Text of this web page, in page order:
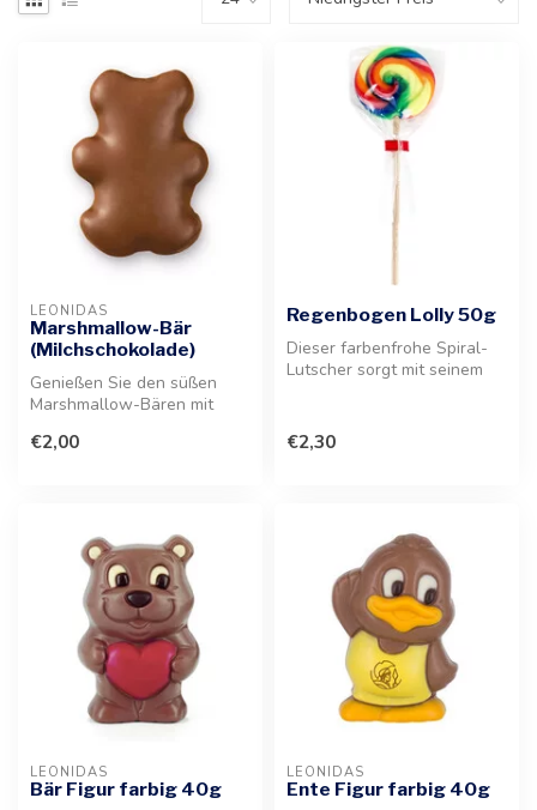
LEONIDAS
Marshmallow-Bär
(Milchschokolade)
Genießen Sie den süßen
Marshmallow-Bären mit
Madagaskar, ...
€2,00
Regenbogen Lolly 50g
Dieser farbenfrohe Spiral-
Lutscher sorgt mit seinem
€2,30
LEONIDAS
Bär Figur farbig 40g
LEONIDAS
Ente Figur farbig 40g